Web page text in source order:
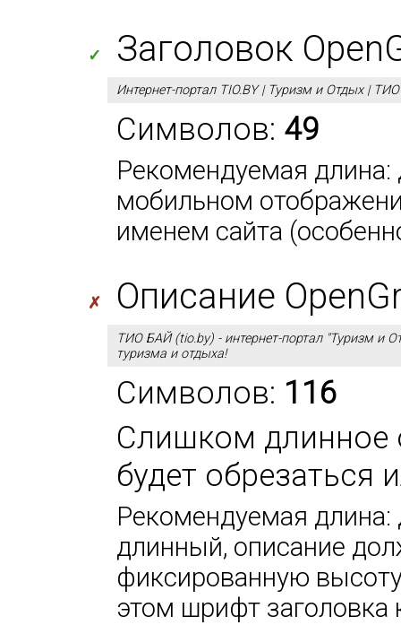
✓ Заголовок
Интернет-портал TIO.BY | Туризм и Отдых |
Символов: 49
Рекомендуемая длина:
мобильном
именем сайта
✗ Описание
ТИО БАЙ (tio.by) - интернет-портал "Туризм и
туризма и отдыха!
Символов: 116
Слишком длинное
будет обрезаться
Рекомендуемая длина:
длинный, описание
фиксированную
этом шрифт заголовка